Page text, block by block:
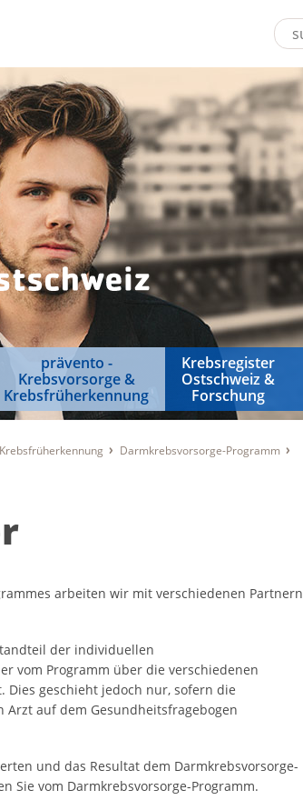
prävento -
Krebsvorsorge &
Krebsfrüherkennung
Krebsregister
Ostschweiz &
Forschung
Darmkrebsvorsorge-Programm
arbeiten wir mit verschiedenen Partnern
der individuellen
vom Programm über die verschiedenen
geschieht jedoch nur, sofern die
auf dem Gesundheitsfragebogen
und das Resultat dem Darmkrebsvorsorge-
Sie vom Darmkrebsvorsorge-Programm.